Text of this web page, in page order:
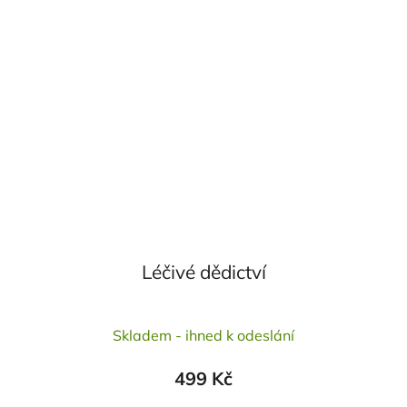
Léčivé dědictví
hodnocení
je
Skladem - ihned k odeslání
499 Kč